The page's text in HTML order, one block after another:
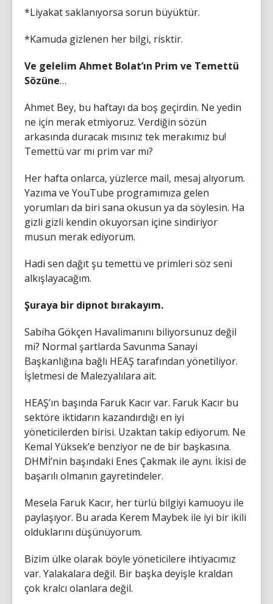
*Liyakat saklanıyorsa sorun büyüktür.
*Kamuda gizlenen her bilgi, risktir.
Ve gelelim Ahmet Bolat’ın Prim ve Temettü
Sözüne…
Ahmet Bey, bu haftayı da boş geçirdin. Ne yedin
ne için merak etmiyoruz. Verdiğin sözün
arkasında duracak mısınız tek merakımız bu!
Temettü var mı prim var mı?
Her hafta onlarca, yüzlerce mail, mesaj alıyorum.
Yazıma ve YouTube programımıza gelen
yorumları da biri sana okusun ya da söylesin. Ha
gizli gizli kendin okuyorsan içine sindiriyor
musun merak ediyorum.
Hadi sen dağıt şu temettü ve primleri söz seni
alkışlayacağım.
Şuraya bir dipnot bırakayım.
Sabiha Gökçen Havalimanını biliyorsunuz değil
mi? Normal şartlarda Savunma Sanayi
Başkanlığına bağlı HEAŞ tarafından yönetiliyor.
İşletmesi de Malezyalılara ait.
HEAŞ’ın başında Faruk Kacır var. Faruk Kacır bu
sektöre iktidarın kazandırdığı en iyi
yöneticilerden birisi. Uzaktan takip ediyorum. Ne
Kemal Yüksek’e benziyor ne de bir başkasına.
DHMİ’nin başındaki Enes Çakmak ile aynı. İkisi de
başarılı olmanın gayretindeler.
Mesela Faruk Kacır, her türlü bilgiyi kamuoyu ile
paylaşıyor. Bu arada Kerem Maybek ile iyi bir ikili
olduklarını düşünüyorum.
Bizim ülke olarak böyle yöneticilere ihtiyacımız
var. Yalakalara değil. Bir başka deyişle kraldan
çok kralcı olanlara değil.